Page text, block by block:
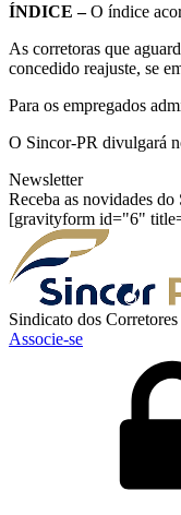
ÍNDICE –O índice
As corretoras que
concedido reajuste, se
Para os empregados
O Sincor-PR divulgará
Newsletter
Receba as novidades
[gravityform id="6"
Sindicato dos
Associe-se